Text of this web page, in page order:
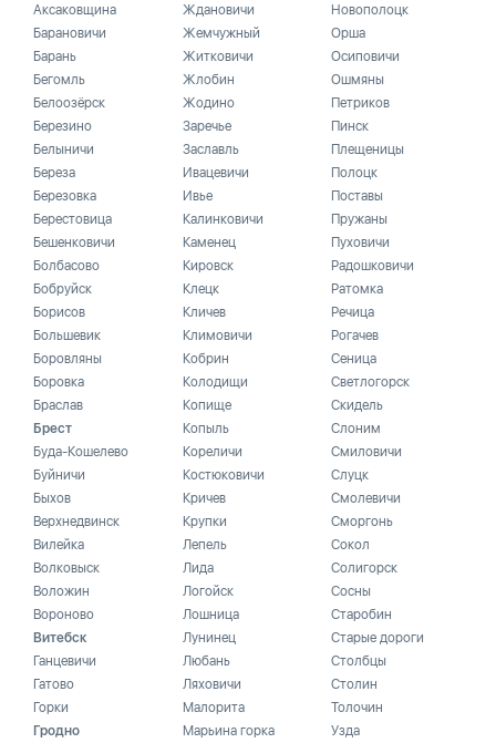
Аксаковщина
Барановичи
Барань
Бегомль
Белоозёрск
Березино
Белыничи
Береза
Березовка
Берестовица
Бешенковичи
Болбасово
Бобруйск
Борисов
Большевик
Боровляны
Боровка
Браслав
Брест
Буда-Кошелево
Буйничи
Быхов
Верхнедвинск
Вилейка
Волковыск
Воложин
Вороново
Витебск
Ганцевичи
Гатово
Горки
Гродно
Ждановичи
Жемчужный
Житковичи
Жлобин
Жодино
Заречье
Заславль
Ивацевичи
Ивье
Калинковичи
Каменец
Кировск
Клецк
Кличев
Климовичи
Кобрин
Колодищи
Копище
Копыль
Кореличи
Костюковичи
Кричев
Крупки
Лепель
Лида
Логойск
Лошница
Лунинец
Любань
Ляховичи
Малорита
Марьина горка
Новополоцк
Орша
Осиповичи
Ошмяны
Петриков
Пинск
Плещеницы
Полоцк
Поставы
Пружаны
Пуховичи
Радошковичи
Ратомка
Речица
Рогачев
Сеница
Светлогорск
Скидель
Слоним
Смиловичи
Слуцк
Смолевичи
Сморгонь
Сокол
Солигорск
Сосны
Старобин
Старые дороги
Столбцы
Столин
Толочин
Узда